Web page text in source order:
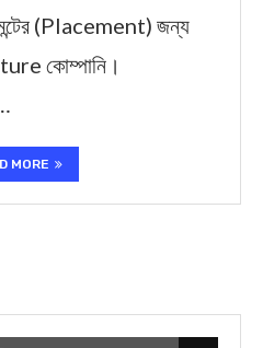
(Placement) জন্য
কোম্পানি।
MORE